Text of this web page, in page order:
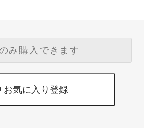
み購入できます
お気に入り登録